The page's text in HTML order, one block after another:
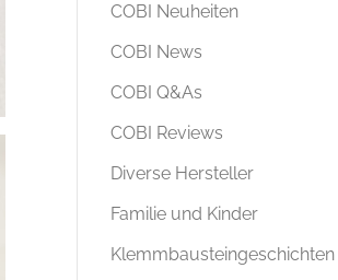
COBI Neuheiten
COBI News
COBI Q&As
COBI Reviews
Diverse Hersteller
Familie und Kinder
Klemmbausteingeschichten